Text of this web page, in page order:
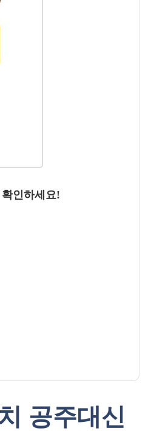
인하세요!
공주대신